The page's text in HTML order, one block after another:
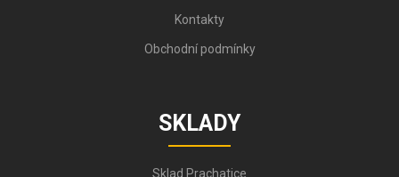
Kontakty
Obchodní podmínky
SKLADY
Sklad Prachatice